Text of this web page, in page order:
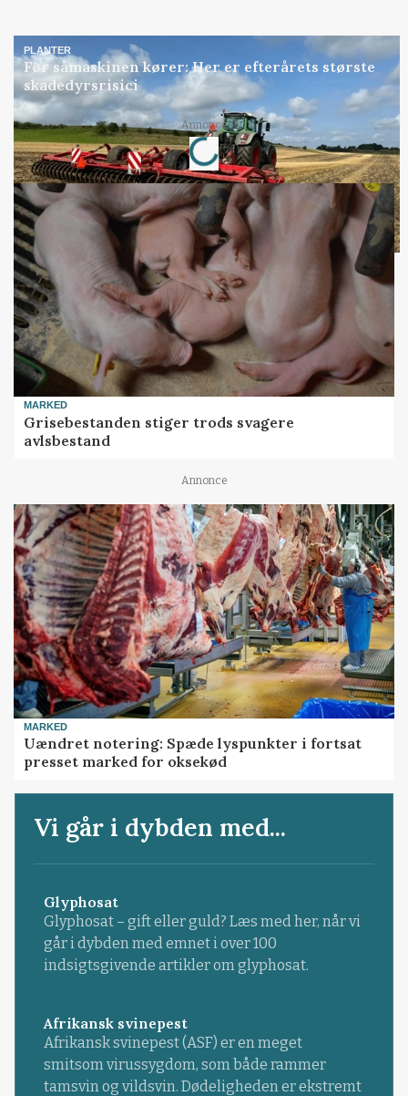
PLANTER
Før såmaskinen kører: Her er efterårets største
skadedyrsrisici
Annonce
Loading...
MARKED
Grisebestanden stiger trods svagere
avlsbestand
Annonce
MARKED
Uændret notering: Spæde lyspunkter i fortsat
presset marked for oksekød
Vi går i dybden med...
Glyphosat
Glyphosat – gift eller guld? Læs med her, når vi
går i dybden med emnet i over 100
indsigtsgivende artikler om glyphosat.
Afrikansk svinepest
Afrikansk svinepest (ASF) er en meget
smitsom virussygdom, som både rammer
tamsvin og vildsvin. Dødeligheden er ekstremt